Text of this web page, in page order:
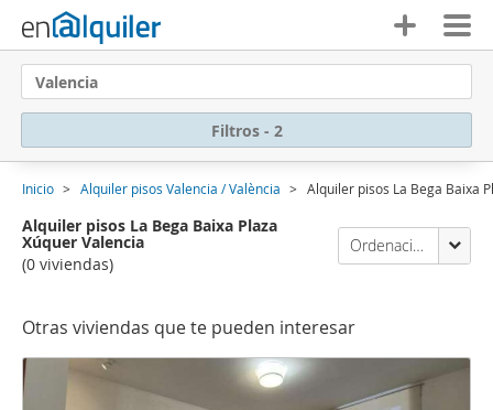
Valencia
Filtros - 2
Inicio Alquiler pisos Valencia / València Alquiler pisos La Bega Baixa
Alquiler pisos La Bega Baixa Plaza
Xúquer Valencia
(0 viviendas)
Ordenación Enalquiler
Otras viviendas que te pueden interesar